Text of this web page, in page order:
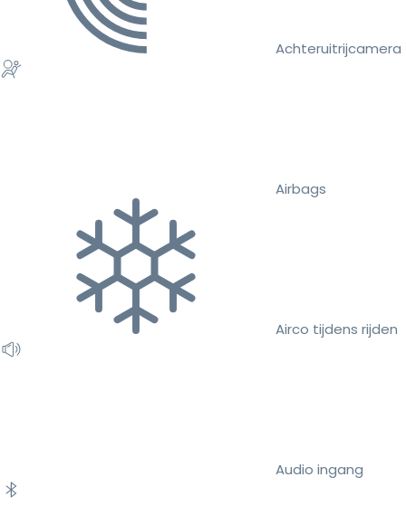
Achteruitrijcamera
Airbags
Airco tijdens rijden
Audio ingang